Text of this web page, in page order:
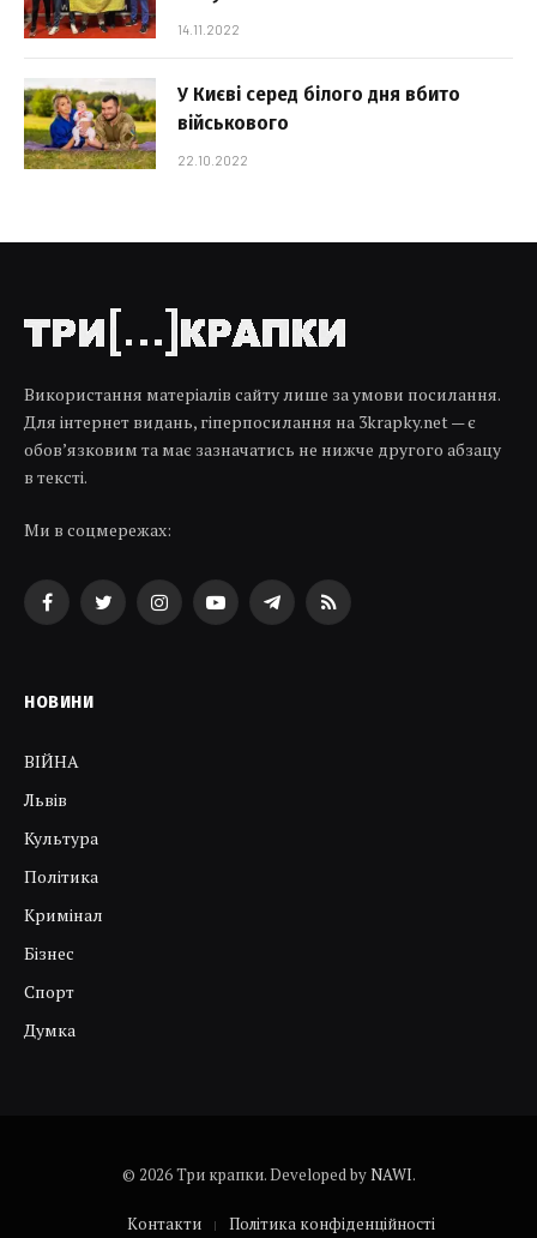
14.11.2022
У Києві серед білого дня вбито
військового
22.10.2022
Використання матеріалів сайту лише за умови посилання.
Для інтернет видань, гіперпосилання на 3krapky.net — є
обов’язковим та має зазначатись не нижче другого абзацу
в тексті.
Ми в соцмережах:
FacebookTwitterInstagramYouTubeTelegramRSS
НОВИНИ
ВІЙНА
Львів
Культура
Політика
Кримінал
Бізнес
Спорт
Думка
© 2026 Три крапки. Developed byNAWI.
Контакти Політика конфіденційності